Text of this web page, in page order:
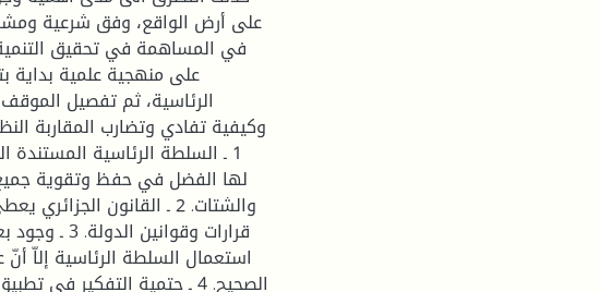
على أرض الواقع، وفق شرعية
في المساهمة في تحقيق التنمية
على منهجية علمية بداية
الرئاسية، ثم تفصيل
وكيفية تفادي وتضارب المقاربة
1 ـ السلطة الرئاسية المستندة
لها الفضل في حفظ وتقوية
والشتات. 2 ـ القانون
قرارات
استعمال السلطة الرئاسية إلاّ
الصحيح. 4 ـ حتمية التفكير